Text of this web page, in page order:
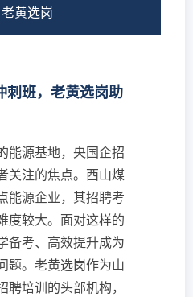
黄选岗
刺班，老黄选岗助
能源基地，央国企招
关注的焦点。西山煤
能源企业，其招聘考
度较大。面对这样的
备考、高效提升成为
题。老黄选岗作为山
聘培训的头部机构，